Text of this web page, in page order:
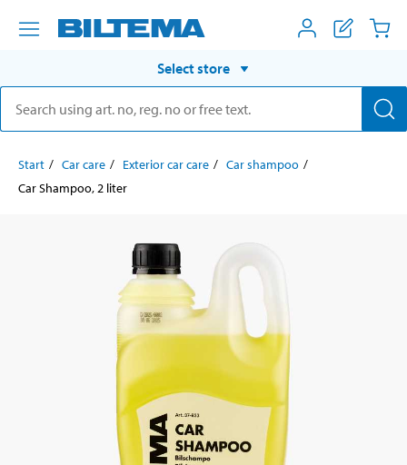
Select store
Start Car care Exterior car care
Car shampoo
Car Shampoo, 2 liter